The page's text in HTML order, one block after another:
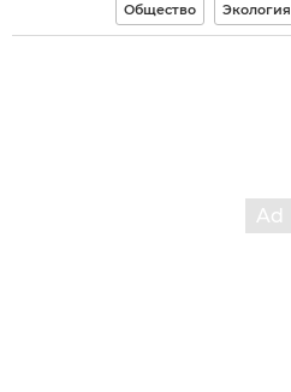
Общество Экология